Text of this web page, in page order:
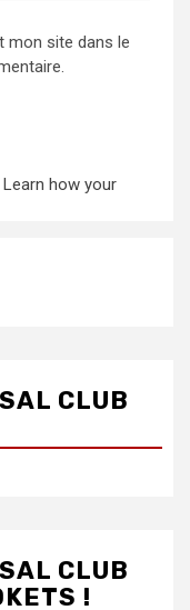
mon site dans le
Learn how your
CLUB
CLUB
!